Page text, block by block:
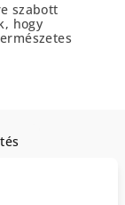
szabott
hogy